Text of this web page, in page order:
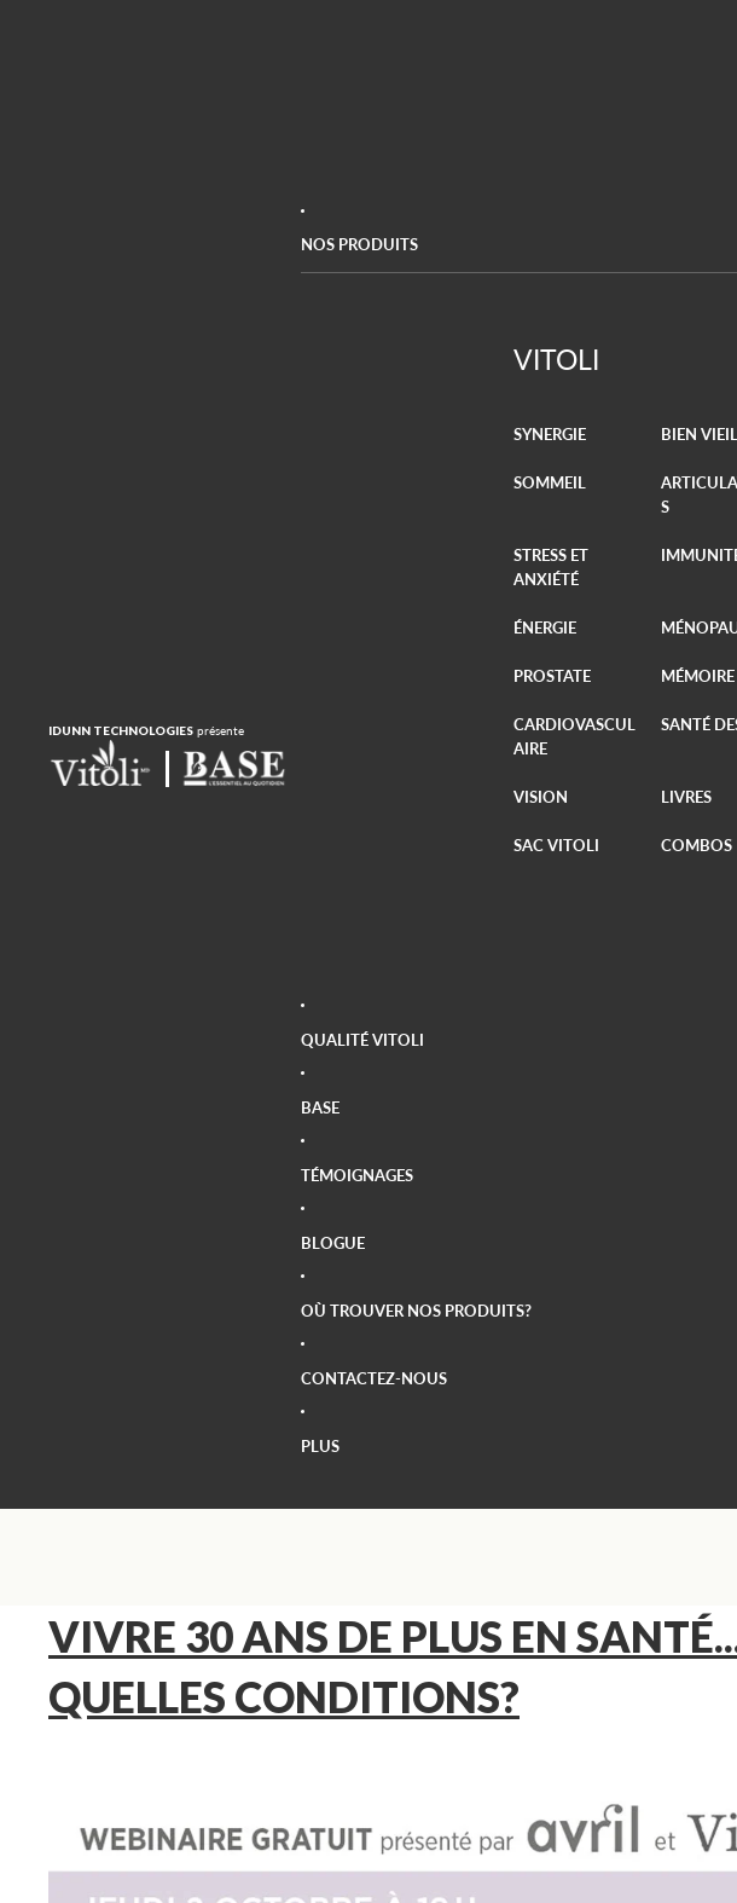
IDUNN TECHNOLOGIES présente
NOS PRODUITS
VITOLI
SYNERGIE BIEN
SOMMEIL
S
STRESS ET
ANXIÉTÉ
ÉNERGIE
PROSTATE MÉMOIRE
CARDIOVASCUL
AIRE
SANTÉ
VISION LIVRES
SAC VITOLI COMBOS
QUALITÉ VITOLI
BASE
TÉMOIGNAGES
BLOGUE
OÙ TROUVER NOS PRODUITS?
CONTACTEZ-NOUS
PLUS
VIVRE 30 ANS DE PLUS EN
QUELLES CONDITIONS?